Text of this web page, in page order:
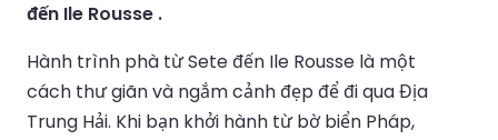
đến Ile Rousse .
Hành trình phà từ Sete đến Ile Rousse là một
cách thư giãn và ngắm cảnh đẹp để đi qua Địa
Trung Hải. Khi bạn khởi hành từ bờ biển Pháp,